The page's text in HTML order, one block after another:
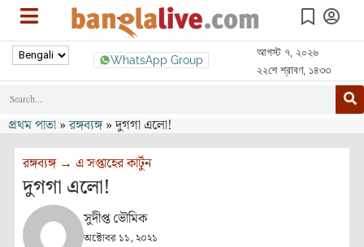
WhatsApp Group
আগস্ট ৭, ২০২৬
২২শে শ্রাবণ, ১৪৩৩
প্রথম পাতা »রঙ্গব্যঙ্গ»দুগগা এলো!
রঙ্গব্যঙ্গ→ এ সপ্তাহের কার্টুন
দুগগা এলো!
সুদীপ্ত ভৌমিক
অক্টোবর ১১, ২০২১